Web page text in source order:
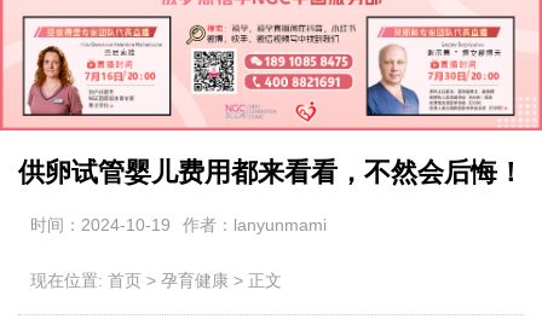
供卵试管婴儿费用都来看看，不然会后悔！
时间：2024-10-19 作者：lanyunmami
现在位置: 首页 > 孕育健康 > 正文